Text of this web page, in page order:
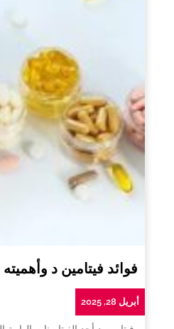
فوائد فيتامين د
أبريل 28, 2025